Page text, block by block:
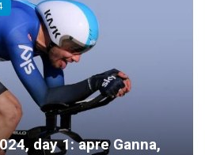
day 1: apre Ganna,